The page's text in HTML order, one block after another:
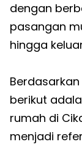
dengan
pasangan
hingga
berikut
rumah di
menjadi